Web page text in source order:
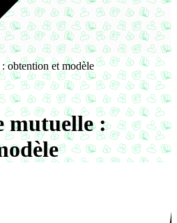
obtention et modèle
mutuelle :